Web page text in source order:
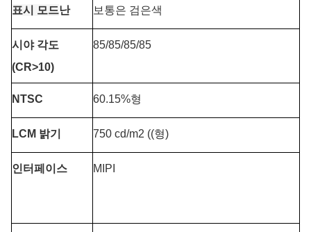
표시 모드난 보통은 검은색
시야 각도
(CR>10)
85/85/85/85
NTSC 60.15%형
LCM 밝기 750 cd/m2 ((형)
인터페이스 MIPI